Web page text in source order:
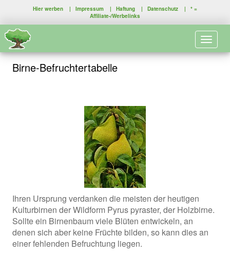
Hier werben | Impressum | Haftung | Datenschutz | * =
Affiliate-/Werbelinks
Birne-Befruchtertabelle
Ihren Ursprung verdanken die meisten der heutigen
Kulturbirnen der Wildform Pyrus pyraster, der Holzbirne.
Sollte ein Birnenbaum viele Blüten entwickeln, an
denen sich aber keine Früchte bilden, so kann dies an
einer fehlenden Befruchtung liegen.